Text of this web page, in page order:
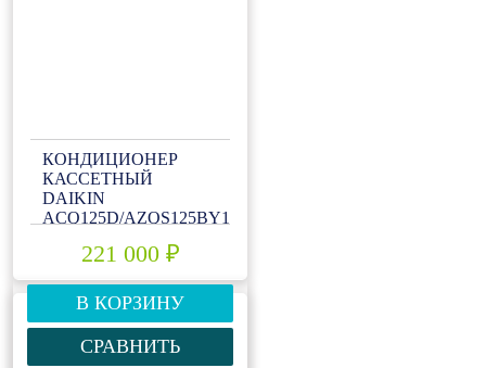
КОНДИЦИОНЕР
КАССЕТНЫЙ
DAIKIN
ACQ125D/AZQS125BY1
221 000 ₽
В КОРЗИНУ
СРАВНИТЬ